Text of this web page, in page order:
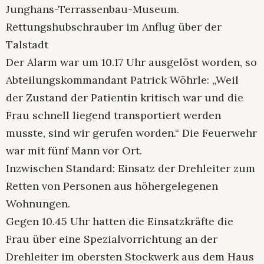
Junghans-Terrassenbau-Museum.
Rettungshubschrauber im Anflug über der
Talstadt
Der Alarm war um 10.17 Uhr ausgelöst worden, so
Abteilungskommandant Patrick Wöhrle: „Weil
der Zustand der Patientin kritisch war und die
Frau schnell liegend transportiert werden
musste, sind wir gerufen worden.“ Die Feuerwehr
war mit fünf Mann vor Ort.
Inzwischen Standard: Einsatz der Drehleiter zum
Retten von Personen aus höhergelegenen
Wohnungen.
Gegen 10.45 Uhr hatten die Einsatzkräfte die
Frau über eine Spezialvorrichtung an der
Drehleiter im obersten Stockwerk aus dem Haus